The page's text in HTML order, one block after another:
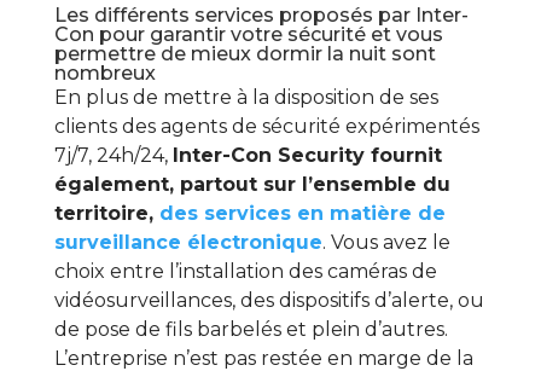
Les différents services proposés par Inter-
Con pour garantir votre sécurité et vous
permettre de mieux dormir la nuit sont
nombreux
En plus de mettre à la disposition de ses
clients des agents de sécurité expérimentés
7j/7, 24h/24, Inter-Con Security fournit
également, partout sur l’ensemble du
territoire, des services en matière de
surveillance électronique. Vous avez le
choix entre l’installation des caméras de
vidéosurveillances, des dispositifs d’alerte, ou
de pose de fils barbelés et plein d’autres.
L’entreprise n’est pas restée en marge de la